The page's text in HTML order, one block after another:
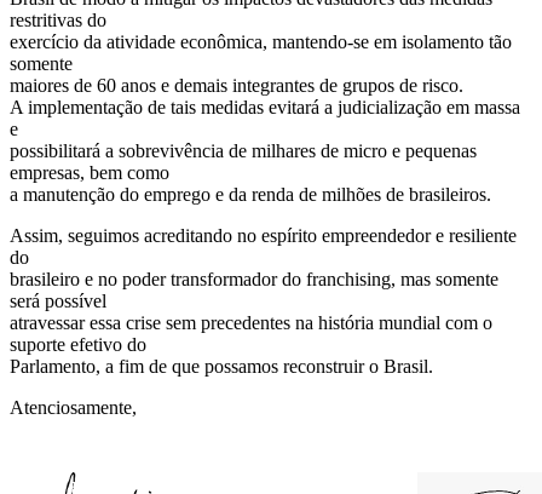
restritivas do
exercício da atividade econômica, mantendo-se em isolamento tão
somente
maiores de 60 anos e demais integrantes de grupos de risco.
A implementação de tais medidas evitará a judicialização em massa
e
possibilitará a sobrevivência de milhares de micro e pequenas
empresas, bem como
a manutenção do emprego e da renda de milhões de brasileiros.
Assim, seguimos acreditando no espírito empreendedor e resiliente
do
brasileiro e no poder transformador do franchising, mas somente
será possível
atravessar essa crise sem precedentes na história mundial com o
suporte efetivo do
Parlamento, a fim de que possamos reconstruir o Brasil.
Atenciosamente,